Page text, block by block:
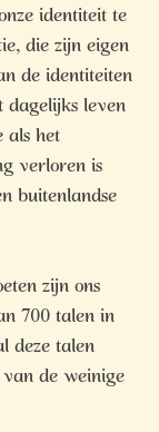
identiteit te
die zijn eigen
de identiteiten
leven
het
verloren is
buitenlandse
zijn ons
700 talen in
talen
de weinige